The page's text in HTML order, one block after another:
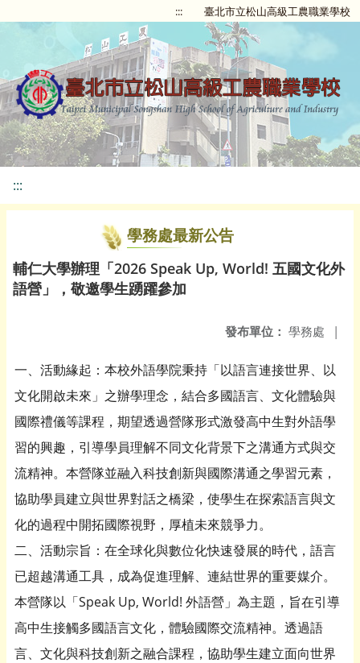
::: 臺北市立松山高級工農職業學校
:::
學務處最新公告
輔仁大學辦理「2026 Speak Up, World! 五國文化外
語營」，敬邀學生踴躍參加
發布單位： 學務處 |
一、活動緣起：本校外語學院秉持「以語言連接世界、以
文化開啟未來」之辦學理念，結合多國語言、文化體驗與
國際禮儀等課程，期望透過營隊形式激發高中生對外語學
習的興趣，引導學員理解不同文化背景下之溝通方式與交
流精神。本營隊並融入科技創新與國際溝通之學習元素，
協助學員建立與世界對話之橋梁，使學生在探索語言與文
化的過程中開拓國際視野，厚植未來競爭力。
二、活動宗旨：在全球化與數位化快速發展的時代，語言
已超越溝通工具，成為促進理解、連結世界的重要媒介。
本營隊以「Speak Up, World! 外語營」為主題，旨在引導
高中生接觸多國語言文化，體驗國際交流精神。透過語
言、文化與科技創新之融合課程，協助學生建立面向世界